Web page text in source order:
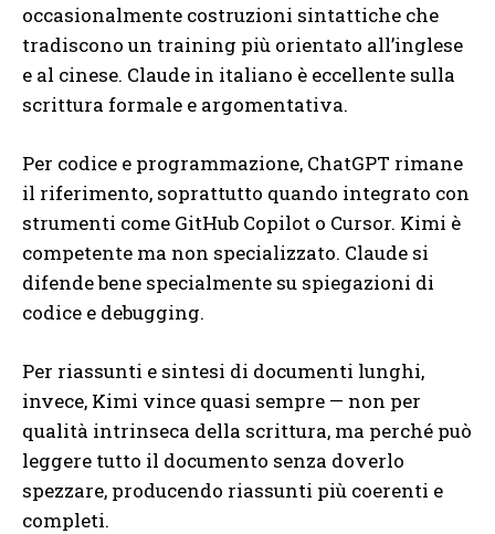
occasionalmente costruzioni sintattiche che
tradiscono un training più orientato all’inglese
e al cinese. Claude in italiano è eccellente sulla
scrittura formale e argomentativa.
Per codice e programmazione, ChatGPT rimane
il riferimento, soprattutto quando integrato con
strumenti come GitHub Copilot o Cursor. Kimi è
competente ma non specializzato. Claude si
difende bene specialmente su spiegazioni di
codice e debugging.
Per riassunti e sintesi di documenti lunghi,
invece, Kimi vince quasi sempre — non per
qualità intrinseca della scrittura, ma perché può
leggere tutto il documento senza doverlo
spezzare, producendo riassunti più coerenti e
completi.